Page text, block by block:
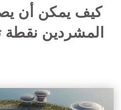
كيف يمكن أن
المشردين